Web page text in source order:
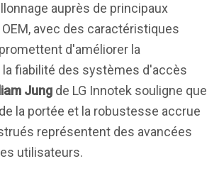
auprès de principaux
avec des caractéristiques
d'améliorer la
fiabilité des systèmes d'accès
Jung de LG Innotek souligne que
la portée et la robustesse accrue
représentent des avancées
utilisateurs.